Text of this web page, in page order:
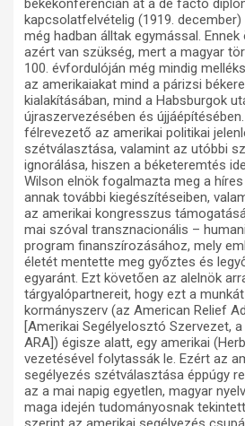
békekonferencián át a de facto
kapcsolatfelvételig (1919.
még hadban álltak egymással.
azért van szükség, mert a magyar
100. évfordulóján még mindig
az amerikaiakat mind a párizsi
kialakításában, mind a Habsburgok
újraszervezésében és
félrevezető az amerikai politikai
szétválasztása, valamint az utóbbi
ignorálása, hiszen a béketeremtés
Wilson elnök fogalmazta meg a
annak további kiegészítéseiben,
az amerikai kongresszus
mai szóval transznacionális –
program finanszírozásához, mely
életét mentette meg győztes és
egyaránt. Ezt követően az alelnök
tárgyalópartnereit, hogy ezt a
kormányszerv (az American Relief
[Amerikai Segélyelosztó Szervezet,
ARA]) égisze alatt, egy amerikai
vezetésével folytassák le. Ezért az
segélyezés szétválasztása éppúgy
az a mai napig egyetlen, magyar
maga idején tudományosnak